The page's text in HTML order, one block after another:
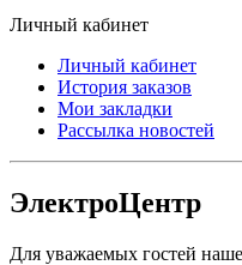
Личный кабинет
Личный кабинет
История заказов
Мои закладки
Рассылка новостей
ЭлектроЦентр
Для уважаемых гостей